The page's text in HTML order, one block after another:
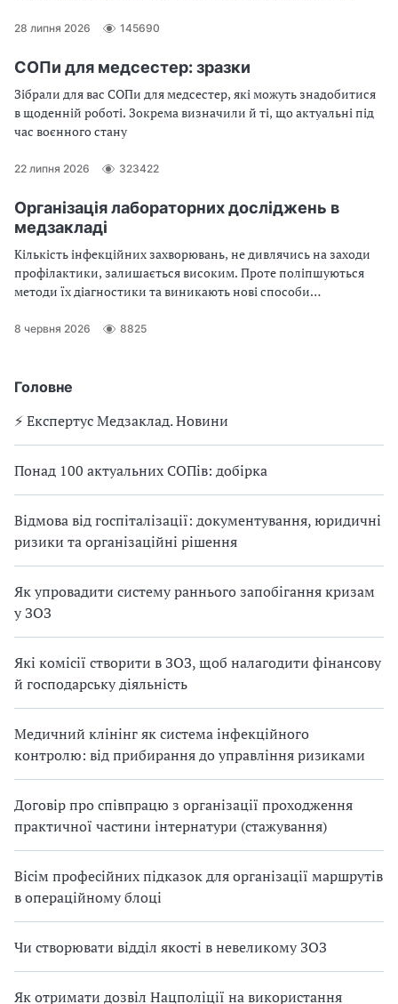
Головне
⚡️ Експертус Медзаклад. Новини
Понад 100 актуальних СОПів: добірка
Відмова від госпіталізації: документування, юридичні
ризики та організаційні рішення
Як упровадити систему раннього запобігання кризам
у ЗОЗ
Які комісії створити в ЗОЗ, щоб налагодити фінансову
й господарську діяльність
Медичний клінінг як система інфекційного
контролю: від прибирання до управління ризиками
Договір про співпрацю з організації проходження
практичної частини інтернатури (стажування)
Вісім професійних підказок для організації маршрутів
в операційному блоці
Чи створювати відділ якості в невеликому ЗОЗ
Як отримати дозвіл Нацполіції на використання
28 липня 2026 145690
СОПи для медсестер: зразки
Зібрали для вас СОПи для медсестер, які можуть знадобитися
в щоденній роботі. Зокрема визначили й ті, що актуальні під
час воєнного стану
22 липня 2026 323422
Організація лабораторних досліджень в
медзакладі
Кількість інфекційних захворювань, не дивлячись на заходи
профілактики, залишається високим. Проте поліпшуються
методи їх діагностики та виникають нові способи
оцінювати якість вакцинації та ефективність лікування
8 червня 2026 8825